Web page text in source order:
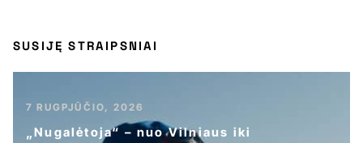
SUSIJĘ STRAIPSNIAI
7 RUGPJŪČIO, 2026
„Nugalėtoja“ – nuo Vilniaus iki